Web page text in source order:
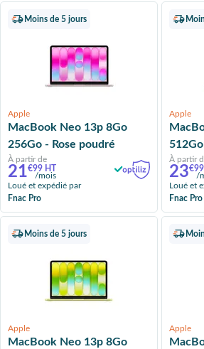
Moins de 5 jours
Apple
MacBook Neo 13p 8Go
256Go - Rose poudré
À partir de
21€99 HT
/mois
Loué et expédié par
Fnac Pro
Apple
À partir
23
/
Loué et
Fnac Pro
Moins de 5 jours
Apple
MacBook Neo 13p 8Go
Apple